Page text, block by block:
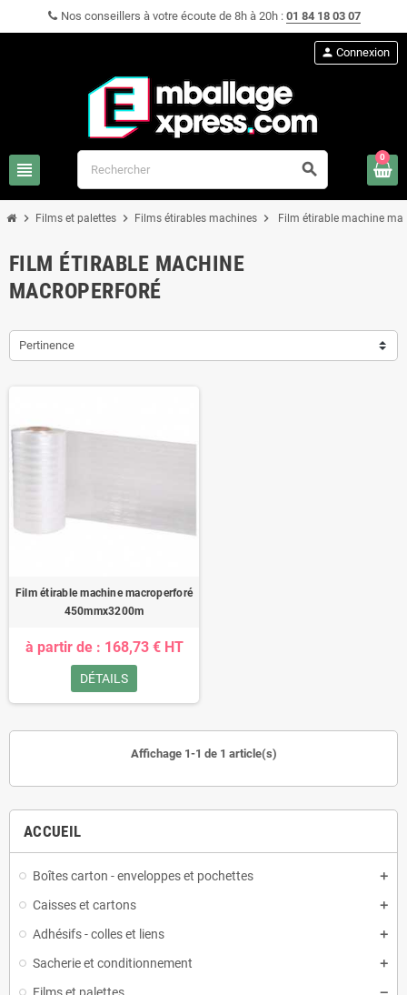
Nos conseillers à votre écoute de 8h à 20h : 01 84 18 03 07
view_headline search
person Connexion
0
chevron_right Films et palettes chevron_right Films étirables machines chevron_right Film étirable machine
ACCUEIL
Boîtes carton - enveloppes et pochettes
Caisses et cartons
Adhésifs - colles et liens
Sacherie et conditionnement
FILM ÉTIRABLE MACHINE
MACROPERFORÉ
Pertinence
Film étirable machine macroperforé
450mmx3200m
à partir de : 168,73 € HT
DÉTAILS
Affichage 1-1 de 1 article(s)